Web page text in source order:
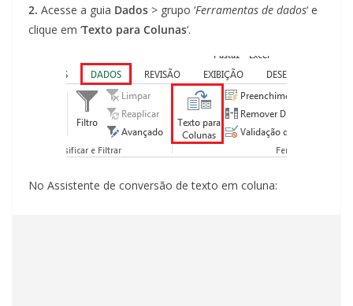
2. Acesse a guia Dados > grupo ‘Ferramentas de dados‘ e
clique em ‘Texto para Colunas‘.
No Assistente de conversão de texto em coluna: